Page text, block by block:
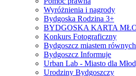
Wyróżnienia i nagrody
Bydgoska Rodzina 3+
BYDGOSKA KARTA
Konkurs Fotograficzny
Bydgoszcz miastem
Bydgoszcz Informuje
Urban Lab - Miasto dla
Urodziny Bydgoszczy